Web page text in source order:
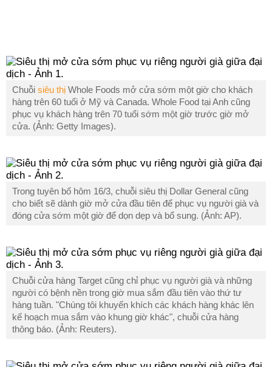
Chuỗi siêu thị Whole Foods mở cửa sớm một giờ cho khách
hàng trên 60 tuổi ở Mỹ và Canada. Whole Food tại Anh cũng
phục vụ khách hàng trên 70 tuổi sớm một giờ trước giờ mở
cửa. (Ảnh: Getty Images).
Trong tuyên bố hôm 16/3, chuỗi siêu thị Dollar General cũng
cho biết sẽ dành giờ mở cửa đầu tiên để phục vụ người già và
đóng cửa sớm một giờ để dọn dẹp và bổ sung. (Ảnh: AP).
Chuỗi cửa hàng Target cũng chỉ phục vụ người già và những
người có bệnh nền trong giờ mua sắm đầu tiên vào thứ tư
hàng tuần. "Chúng tôi khuyến khích các khách hàng khác lên
kế hoạch mua sắm vào khung giờ khác", chuỗi cửa hàng
thông báo. (Ảnh: Reuters).